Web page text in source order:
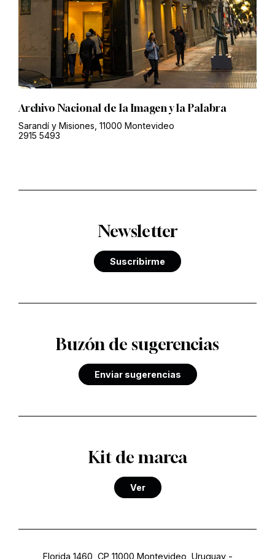
Archivo Nacional de la Imagen y la Palabra
Sarandí y Misiones, 11000 Montevideo
2915 5493
Newsletter
Suscribirme
Buzón de sugerencias
Enviar sugerencias
Kit de marca
Ver
Florida 1460, CP 11000 Montevideo, Uruguay-